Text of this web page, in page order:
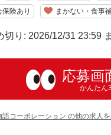
保険あり まかない・食事
切り: 2026/12/31 23:59
応募画
かんたん
語コーポレーション の他の求人